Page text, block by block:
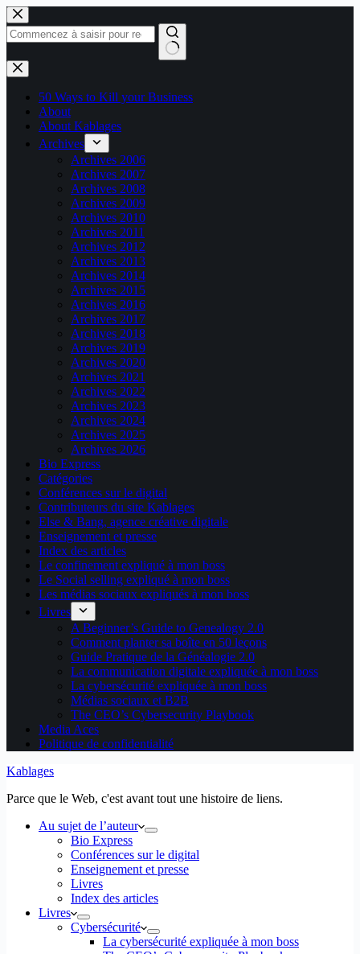
Passer
au
contenu
Aucun
résultat
50 Ways to Kill your Business
About
About Kablages
Archives
Archives 2006
Archives 2007
Archives 2008
Archives 2009
Archives 2010
Archives 2011
Archives 2012
Archives 2013
Archives 2014
Archives 2015
Archives 2016
Archives 2017
Archives 2018
Archives 2019
Archives 2020
Archives 2021
Archives 2022
Archives 2023
Archives 2024
Archives 2025
Archives 2026
Bio Express
Catégories
Conférences sur le digital
Contributeurs du site Kablages
Else & Bang, agence créative digitale
Enseignement et presse
Index des articles
Le confinement expliqué à mon boss
Le Social selling expliqué à mon boss
Les médias sociaux expliqués à mon boss
Livres
A Beginner’s Guide to Genealogy 2.0
Comment planter sa boîte en 50 leçons
Guide Pratique de la Généalogie 2.0
La communication digitale expliquée à mon boss
La cybersécurité expliquée à mon boss
Médias sociaux et B2B
The CEO’s Cybersecurity Playbook
Media Aces
Politique de confidentialité
Kablages
Parce que le Web, c'est avant tout une histoire de liens.
Au sujet de l’auteur
Bio Express
Conférences sur le digital
Enseignement et presse
Livres
Index des articles
Livres
Cybersécurité
La cybersécurité expliquée à mon boss